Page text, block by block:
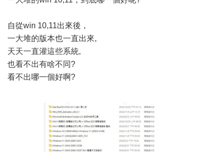
自從win 10,11出來後，
一大堆的版本也一直出來,
天天一直灌這些系統,
也看不出有啥不同?
看不出哪一個好啊?